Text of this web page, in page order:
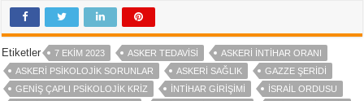
Etiketler 7 EKIM 2023 ASKER TEDAVISI
ASKERI INTIHAR ORANI
ASKERI PSIKOLOJIK SORUNLAR
ASKERI SAĞLIK
GAZZE ŞERIDI
GENIŞ ÇAPLI PSIKOLOJIK KRIZ
INTIHAR GIRIŞIMI
İSRAIL ORDUSU